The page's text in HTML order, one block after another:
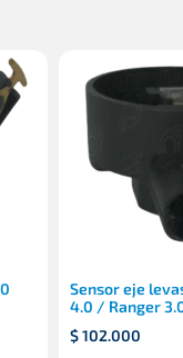
Sensor eje
4.0 / Ranger
$102.000